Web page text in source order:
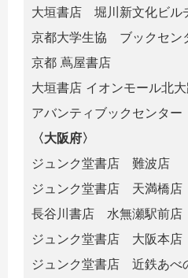
大垣書店 堀川新文化ビル
京都大学生協 ブックセン
京都 蔦屋書店
大垣書店 イオンモール北
アバンティブックセンタ
〈大阪府〉
ジュンク堂書店 難波店
ジュンク堂書店 天満橋店
長谷川書店 水無瀬駅前店
ジュンク堂書店 大阪本店
ジュンク堂書店 近鉄あべ